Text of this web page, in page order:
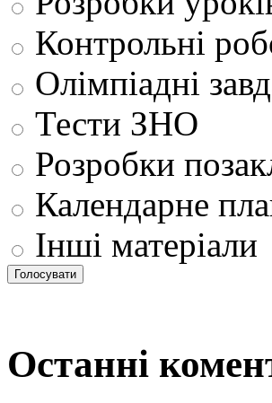
Контрольні
Олімпіадні
Тести ЗНО
Розробки
Календарне
Інші матеріали
Останні